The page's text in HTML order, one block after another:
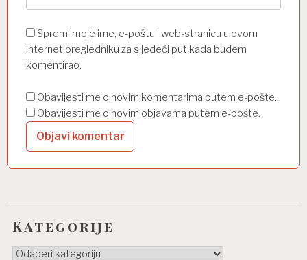
Spremi moje ime, e-poštu i web-stranicu u ovom
internet pregledniku za sljedeći put kada budem
komentirao.
Obavijesti me o novim komentarima putem e-pošte.
Obavijesti me o novim objavama putem e-pošte.
Kategorije
Kategorije